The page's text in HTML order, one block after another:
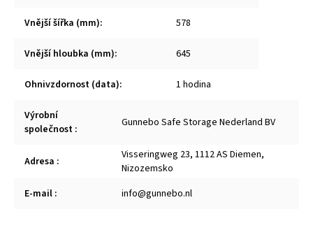
Vnější šířka (mm): 578
Vnější hloubka (mm): 645
Ohnivzdornost (data): 1 hodina
Výrobní
společnost : Gunnebo Safe Storage Nederland BV
Adresa :
Visseringweg 23, 1112 AS Diemen,
Nizozemsko
E-mail : info@gunnebo.nl